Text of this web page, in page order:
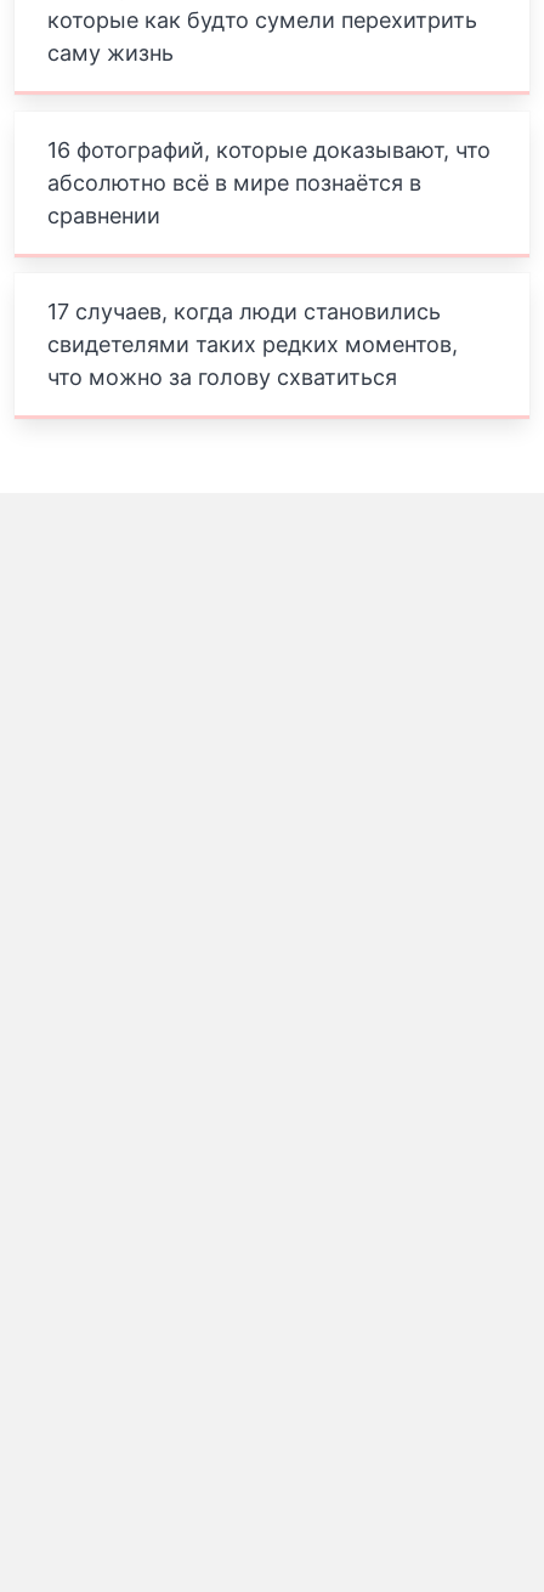
которые как будто сумели перехитрить
саму жизнь
16 фотографий, которые доказывают, что
абсолютно всё в мире познаётся в
сравнении
17 случаев, когда люди становились
свидетелями таких редких моментов,
что можно за голову схватиться